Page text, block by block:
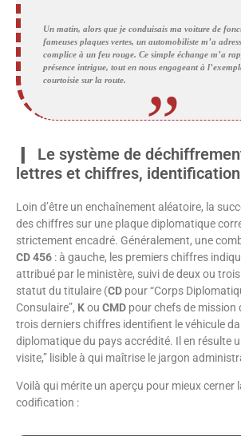
Un matin, alors que je conduisais ma voiture de
fameuses plaques vertes, un automobiliste m’a
complice à un feu rouge. Ce simple échange m’a
présence intrigue, tout en nous engageant à
courtoisie sur la route.
Le système de
lettres et chiffres,
Loin d’être un enchaînement aléatoire, la
des chiffres sur une plaque diplomatique
strictement encadré. Généralement, une
CD 456 : à gauche, les premiers chiffres
attribué par le ministère, suivi de deux ou
statut du titulaire (CD pour “Corps
Consulaire”, Kou CMD pour chefs de mission
trois derniers chiffres identifient le véhicule
diplomatique du pays accrédité. Il en résulte
visite,” lisible à qui maîtrise le jargon
Voilà qui mérite un aperçu pour mieux cerner
codification :